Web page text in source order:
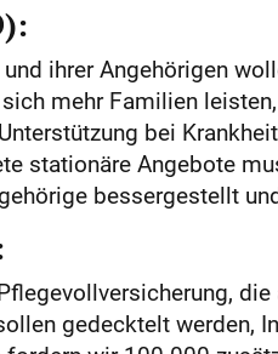
ihrer Angehörigen
mehr Familien
bei
stationäre Angebote
bessergestellt
gedecktelt werden,